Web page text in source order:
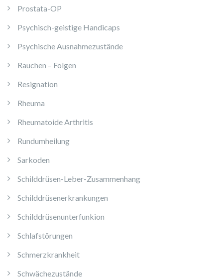
Prostata-OP
Psychisch-geistige Handicaps
Psychische Ausnahmezustände
Rauchen – Folgen
Resignation
Rheuma
Rheumatoide Arthritis
Rundumheilung
Sarkoden
Schilddrüsen-Leber-Zusammenhang
Schilddrüsenerkrankungen
Schilddrüsenunterfunkion
Schlafstörungen
Schmerzkrankheit
Schwächezustände